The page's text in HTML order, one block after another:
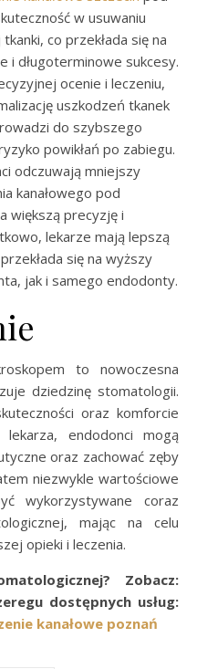
w usuwaniu
co przekłada się na
i długoterminowe sukcesy.
ocenie i leczeniu,
uszkodzeń tkanek
do szybszego
powikłań po zabiegu.
odczuwają mniejszy
kanałowego pod
większą precyzję i
lekarze mają lepszą
się na wyższy
jak i samego endodonty.
to nowoczesna
dziedzinę stomatologii.
oraz komforcie
endodonci mogą
oraz zachować zęby
niezwykle wartościowe
wykorzystywane coraz
mając na celu
opieki i leczenia.
Zobacz:
dostępnych usług:
kanałowe poznań